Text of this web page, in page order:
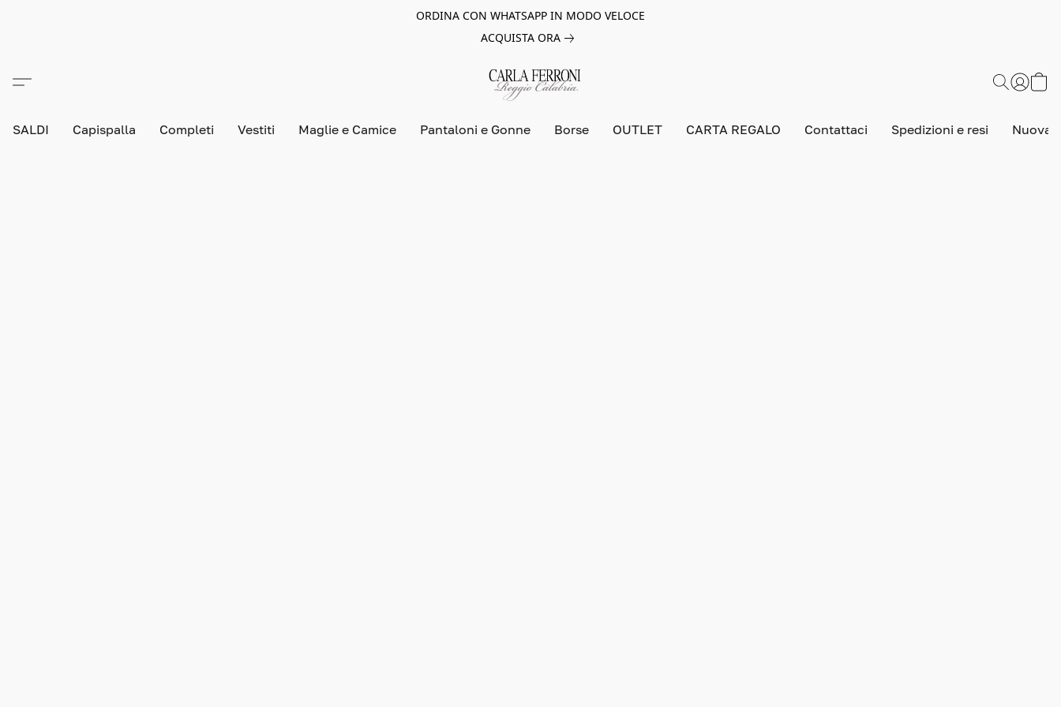
ORDINA CON WHATSAPP IN MODO VELOCE
ACQUISTA ORA
SALDI Capispalla Completi Vestiti Maglie e Camice Pantaloni e Gonne Borse OUTLET CARTA REGALO Contattaci Spedizioni e resi Nuova